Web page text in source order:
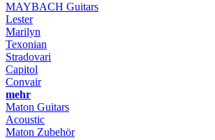
MAYBACH Guitars
Lester
Marilyn
Texonian
Stradovari
Capitol
Convair
mehr
Maton Guitars
Acoustic
Maton Zubehör